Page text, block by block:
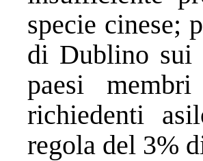
specie cinese;
di Dublino sui
paesi
richiedenti
regola del 3%